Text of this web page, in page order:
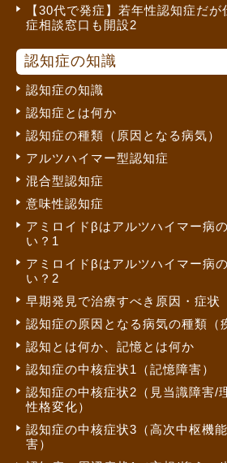
【30代で発症】若年性認知症だ
症相談窓口も開設2
認知症の知識
認知症の知識
認知症とは何か
認知症の種類（原因となる病気）
アルツハイマー型認知症
混合型認知症
意味性認知症
アミロイドβはアルツハイマー病
い？1
アミロイドβはアルツハイマー病
い？2
早期発見で治療すべき原因・症状
認知症の原因となる病気の種類（
認知とは何か、記憶とは何か
認知症の中核症状1（記憶障害）
認知症の中核症状2（見当識障害/
性格変化）
認知症の中核症状3（高次中枢機
害）